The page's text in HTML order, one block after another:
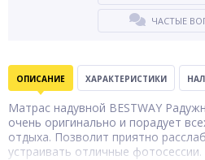
ЧАСТЫЕ
ОПИСАНИЕ ХАРАКТЕРИСТИКИ
Матрас надувной BESTWAY
очень оригинально и порадует
отдыха. Позволит приятно
устраивать отличные